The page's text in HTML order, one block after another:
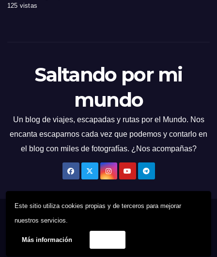
Este sitio utiliza cookies propias y de terceros para mejorar
nuestros servicios.
Más información
125 vistas
Saltando por mi
mundo
Un blog de viajes, escapadas y rutas por el Mundo. Nos
encanta escaparnos cada vez que podemos y contarlo en
el blog con miles de fotografías. ¿Nos acompañas?
Funciona gracias a WordPress
Quien SoyContactoPolítica de cookies